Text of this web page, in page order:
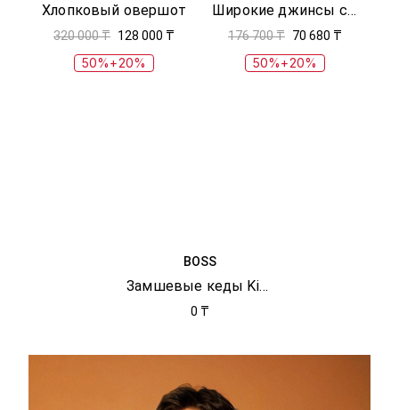
Хлопковый овершот
320 000 ₸ 128 000 ₸
50%+20%
Широкие джинсы с логотипом
176 700 ₸ 70 680 ₸
50%+20%
BOSS
Замшевые кеды Kieran
0 ₸